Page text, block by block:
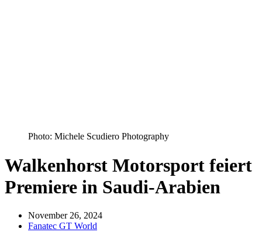
Photo: Michele Scudiero Photography
Walkenhorst Motorsport feiert
Premiere in Saudi-Arabien
November 26, 2024
Fanatec GT World